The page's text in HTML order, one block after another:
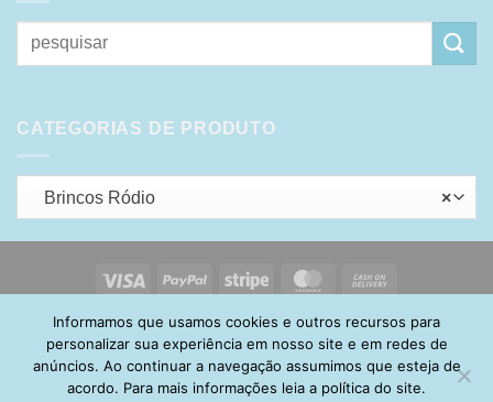
Pesquisar
por:
CATEGORIAS DE PRODUTO
×
Brincos Ródio
Visa PayPal Stripe MasterCard
Delivery
HOME SOBRE POLÍTICA DE PRIVACIDADE
ENTREGA
TROCA E DEVOLUÇÃO
GARANTIA FAQ
CARRINHO
MINHA CONTA
Informamos que usamos cookies e outros recursos para
personalizar sua experiência em nosso site e em redes de
anúncios. Ao continuar a navegação assumimos que esteja de
acordo. Para mais informações leia a política do site.